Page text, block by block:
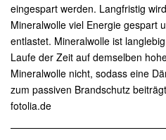
eingespart werden. Langfristig
Mineralwolle viel Energie gespart
entlastet. Mineralwolle ist
Laufe der Zeit auf demselben
Mineralwolle nicht, sodass eine
zum passiven Brandschutz
fotolia.de